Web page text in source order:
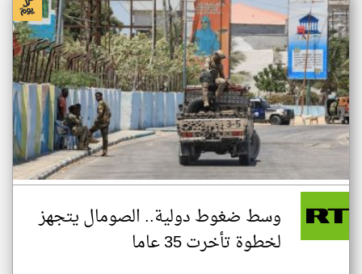
وسط ضغوط دولية.. الصومال يتجهز
لخطوة تأخرت 35 عاما